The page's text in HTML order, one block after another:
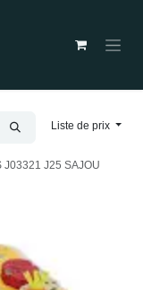
Liste de prix
J03321 J25 SAJOU